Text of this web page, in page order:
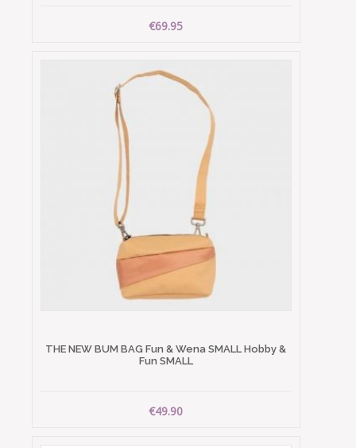
€69.95
THE NEW BUM BAG Fun & Wena SMALL Hobby &
Fun SMALL
€49.90